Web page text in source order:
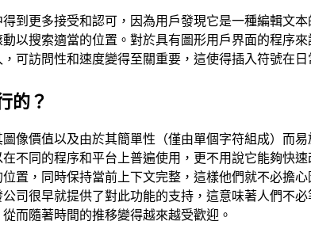
到更多接受和認可，因為用戶發現它是一種編輯文
以搜索適當的位置。對於具有圖形用戶界面的程序
可訪問性和速度變得至關重要，這使得插入符號在日
的？
像價值以及由於其簡單性（僅由單個字符組成）而
不同的程序和平台上普遍使用，更不用說它能夠快
置，同時保持當前上下文完整，這樣他們就不必擔
司很早就提供了對此功能的支持，這意味著人們不
而隨著時間的推移變得越來越受歡迎。